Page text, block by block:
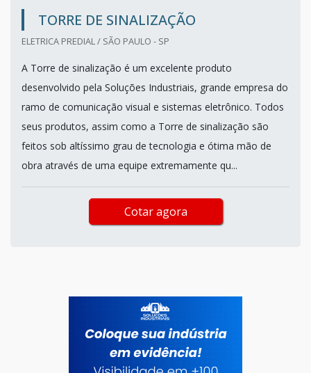
TORRE DE SINALIZAÇÃO
ELETRICA PREDIAL / SÃO PAULO - SP
A Torre de sinalização é um excelente produto
desenvolvido pela Soluções Industriais, grande empresa do
ramo de comunicação visual e sistemas eletrônico. Todos
seus produtos, assim como a Torre de sinalização são
feitos sob altíssimo grau de tecnologia e ótima mão de
obra através de uma equipe extremamente qu...
Cotar agora